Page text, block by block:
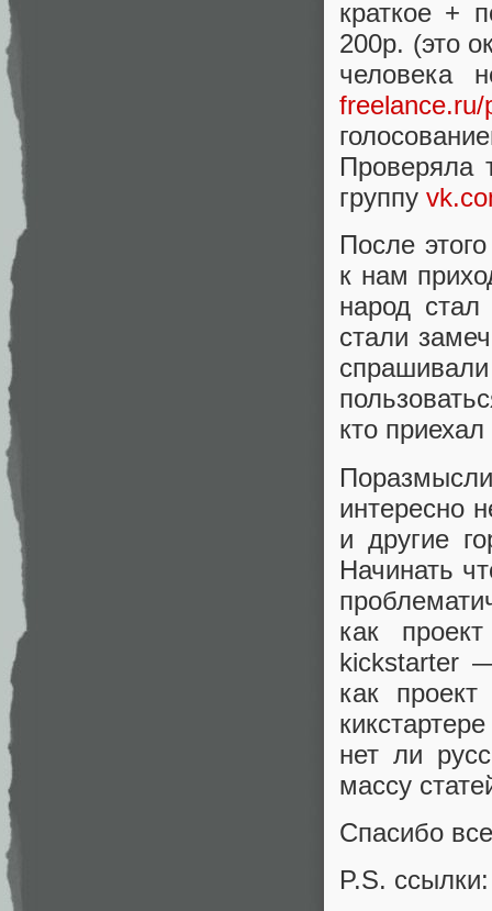
краткое +
200р. (это
человека
Проверяла
группу
После
к нам
народ
стали
кто
интересно
и другие
Начинать
как
kickstarter
как
нет ли
массу
Спасибо
P.S. ссылки: